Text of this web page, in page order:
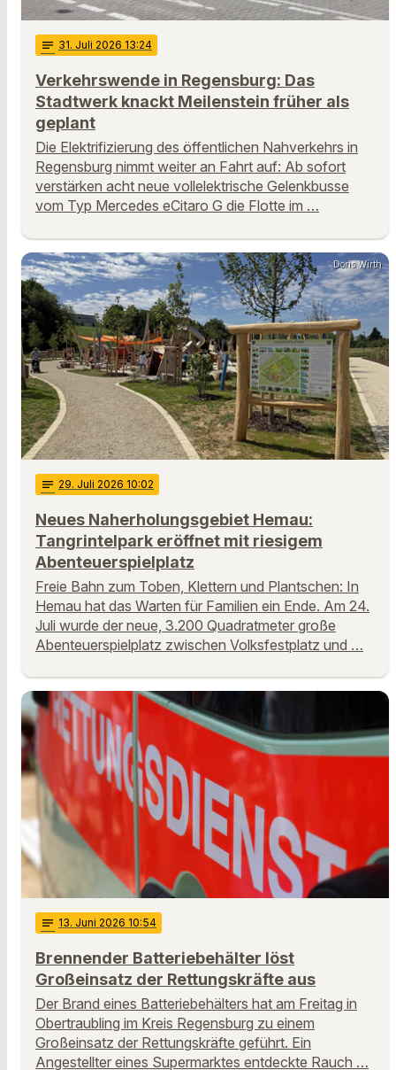
notes 31. Juli 2026 13:24
Verkehrswende in Regensburg: Das
Stadtwerk knackt Meilenstein früher als
geplant
Die Elektrifizierung des öffentlichen Nahverkehrs in
Regensburg nimmt weiter an Fahrt auf: Ab sofort
verstärken acht neue vollelektrische Gelenkbusse
vom Typ Mercedes eCitaro G die Flotte im …
Doris Wirth
notes 29. Juli 2026 10:02
Neues Naherholungsgebiet Hemau:
Tangrintelpark eröffnet mit riesigem
Abenteuerspielplatz
Freie Bahn zum Toben, Klettern und Plantschen: In
Hemau hat das Warten für Familien ein Ende. Am 24.
Juli wurde der neue, 3.200 Quadratmeter große
Abenteuerspielplatz zwischen Volksfestplatz und …
notes 13. Juni 2026 10:54
Brennender Batteriebehälter löst
Großeinsatz der Rettungskräfte aus
Der Brand eines Batteriebehälters hat am Freitag in
Obertraubling im Kreis Regensburg zu einem
Großeinsatz der Rettungskräfte geführt. Ein
Angestellter eines Supermarktes entdeckte Rauch …